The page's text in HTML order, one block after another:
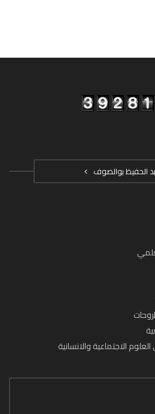
الحفيظ بوالصوف
الاجتماعية والانسانية